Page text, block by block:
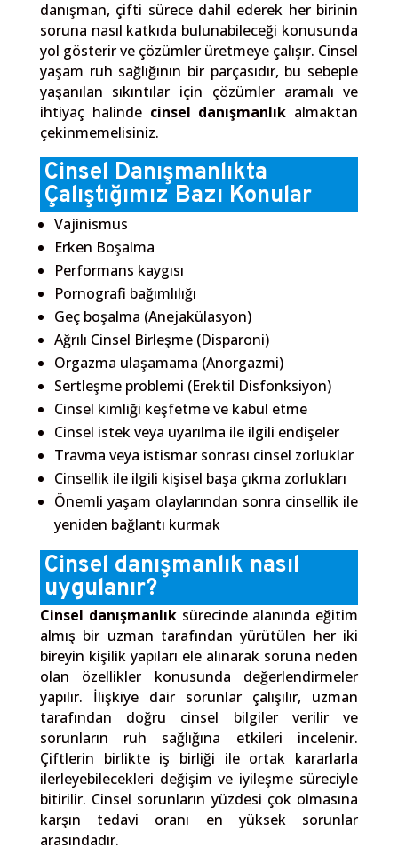
danışman, çifti sürece dahil ederek her birinin
soruna nasıl katkıda bulunabileceği konusunda
yol gösterir ve çözümler üretmeye çalışır. Cinsel
yaşam ruh sağlığının bir parçasıdır, bu sebeple
yaşanılan sıkıntılar için çözümler aramalı ve
ihtiyaç halinde cinsel danışmanlık almaktan
çekinmemelisiniz.
Cinsel Danışmanlıkta
Çalıştığımız Bazı Konular
Vajinismus
Erken Boşalma
Performans kaygısı
Pornografi bağımlılığı
Geç boşalma (Anejakülasyon)
Ağrılı Cinsel Birleşme (Disparoni)
Orgazma ulaşamama (Anorgazmi)
Sertleşme problemi (Erektil Disfonksiyon)
Cinsel kimliği keşfetme ve kabul etme
Cinsel istek veya uyarılma ile ilgili endişeler
Travma veya istismar sonrası cinsel zorluklar
Cinsellik ile ilgili kişisel başa çıkma zorlukları
Önemli yaşam olaylarından sonra cinsellik ile
yeniden bağlantı kurmak
Cinsel danışmanlık nasıl
uygulanır?
Cinsel danışmanlıksürecinde alanında eğitim
almış bir uzman tarafından yürütülen her iki
bireyin kişilik yapıları ele alınarak soruna neden
olan özellikler konusunda değerlendirmeler
yapılır. İlişkiye dair sorunlar çalışılır, uzman
tarafından doğru cinsel bilgiler verilir ve
sorunların ruh sağlığına etkileri incelenir.
Çiftlerin birlikte iş birliği ile ortak kararlarla
ilerleyebilecekleri değişim ve iyileşme süreciyle
bitirilir. Cinsel sorunların yüzdesi çok olmasına
karşın tedavi oranı en yüksek sorunlar
arasındadır.